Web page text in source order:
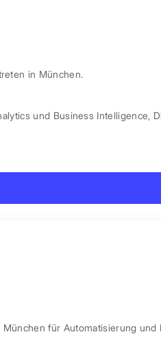
in München.
und Business Intelligence,
für Automatisierung und